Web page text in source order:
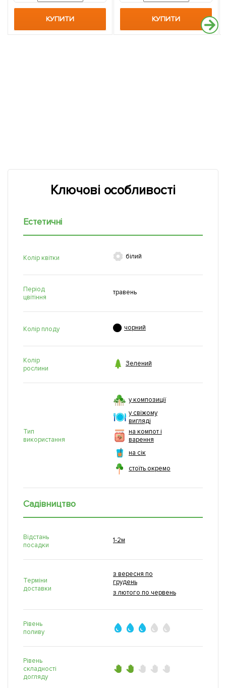
КУПИТИ КУПИТИ
Ключові особливості
Естетичні
Колір квітки  білий
Період
цвітіння
травень
Колір плоду  чорний
Колір
рослини
 Зелений
Тип
використання
у композиції
у свіжому
вигляді
на компот і
варення
на сік
стоїть окремо
Садівництво
Відстань
посадки
1-2м
Терміни
доставки
з вересня по
грудень
з лютого по червень
Рівень
поливу
Рівень
складності
догляду